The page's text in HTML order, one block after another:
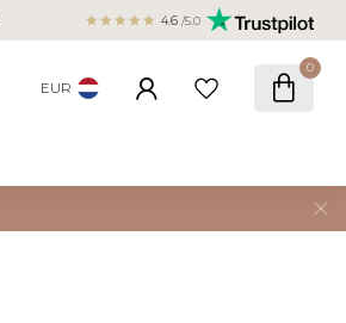
Veilig betalen met iDEAL, Bancontact,
creditcard 4.6 /5.0
EUR
0